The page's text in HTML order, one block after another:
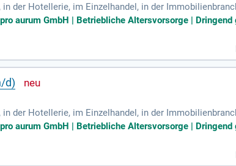
der Hotellerie, im Einzelhandel, in der
interessante Aufgaben und Spaß am
aurum GmbH | Betriebliche Altersvorsorge | Dringend
d)
der Hotellerie, im Einzelhandel, in der
interessante Aufgaben und Spaß am
aurum GmbH | Betriebliche Altersvorsorge | Dringend